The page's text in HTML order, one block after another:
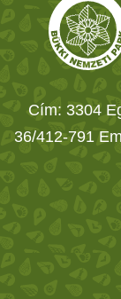
Cím: 3304
36/412-791